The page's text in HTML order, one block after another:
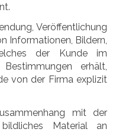
Veröffentlichung
Informationen, Bildern,
der Kunde im
erhält,
von der Firma explizit
mit der
Material an